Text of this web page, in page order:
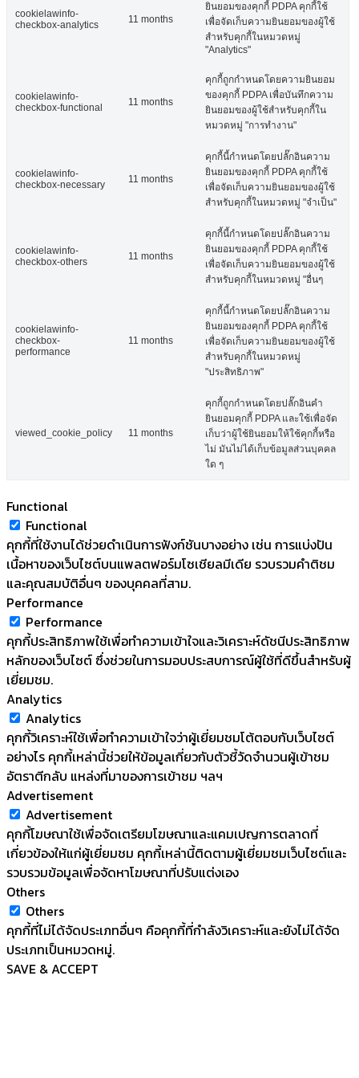
cookielawinfo-
checkbox-analytics
11 months
ยินยอมของคุกกี้ PDPA คุกกี้ใช้
เพื่อจัดเก็บความยินยอมของผู้ใช้
สำหรับคุกกี้ในหมวดหมู่
"Analytics"
cookielawinfo-
checkbox-functional
11 months
คุกกี้ถูกกำหนดโดยความยินยอม
ของคุกกี้ PDPA เพื่อบันทึกความ
ยินยอมของผู้ใช้สำหรับคุกกี้ใน
หมวดหมู่ "การทำงาน"
cookielawinfo-
checkbox-necessary
11 months
คุกกี้นี้กำหนดโดยปลั๊กอินความ
ยินยอมของคุกกี้ PDPA คุกกี้ใช้
เพื่อจัดเก็บความยินยอมของผู้ใช้
สำหรับคุกกี้ในหมวดหมู่ "จำเป็น"
cookielawinfo-
checkbox-others
11 months
คุกกี้นี้กำหนดโดยปลั๊กอินความ
ยินยอมของคุกกี้ PDPA คุกกี้ใช้
เพื่อจัดเก็บความยินยอมของผู้ใช้
สำหรับคุกกี้ในหมวดหมู่ "อื่นๆ
cookielawinfo-
checkbox-
performance
11 months
คุกกี้นี้กำหนดโดยปลั๊กอินความ
ยินยอมของคุกกี้ PDPA คุกกี้ใช้
เพื่อจัดเก็บความยินยอมของผู้ใช้
สำหรับคุกกี้ในหมวดหมู่
"ประสิทธิภาพ"
viewed_cookie_policy 11 months
คุกกี้ถูกกำหนดโดยปลั๊กอินคำ
ยินยอมคุกกี้ PDPA และใช้เพื่อจัด
เก็บว่าผู้ใช้ยินยอมให้ใช้คุกกี้หรือ
ไม่ มันไม่ได้เก็บข้อมูลส่วนบุคคล
ใด ๆ
Functional
Functional
คุกกี้ที่ใช้งานได้ช่วยดำเนินการฟังก์ชันบางอย่าง เช่น การแบ่งปัน
เนื้อหาของเว็บไซต์บนแพลตฟอร์มโซเชียลมีเดีย รวบรวมคำติชม
และคุณสมบัติอื่นๆ ของบุคคลที่สาม.
Performance
Performance
คุกกี้ประสิทธิภาพใช้เพื่อทำความเข้าใจและวิเคราะห์ดัชนีประสิทธิภาพ
หลักของเว็บไซต์ ซึ่งช่วยในการมอบประสบการณ์ผู้ใช้ที่ดีขึ้นสำหรับผู้
เยี่ยมชม.
Analytics
Analytics
คุกกี้วิเคราะห์ใช้เพื่อทำความเข้าใจว่าผู้เยี่ยมชมโต้ตอบกับเว็บไซต์
อย่างไร คุกกี้เหล่านี้ช่วยให้ข้อมูลเกี่ยวกับตัวชี้วัดจำนวนผู้เข้าชม
อัตราตีกลับ แหล่งที่มาของการเข้าชม ฯลฯ
Advertisement
Advertisement
คุกกี้โฆษณาใช้เพื่อจัดเตรียมโฆษณาและแคมเปญการตลาดที่
เกี่ยวข้องให้แก่ผู้เยี่ยมชม คุกกี้เหล่านี้ติดตามผู้เยี่ยมชมเว็บไซต์และ
รวบรวมข้อมูลเพื่อจัดหาโฆษณาที่ปรับแต่งเอง
Others
Others
คุกกี้ที่ไม่ได้จัดประเภทอื่นๆ คือคุกกี้ที่กำลังวิเคราะห์และยังไม่ได้จัด
ประเภทเป็นหมวดหมู่.
SAVE & ACCEPT